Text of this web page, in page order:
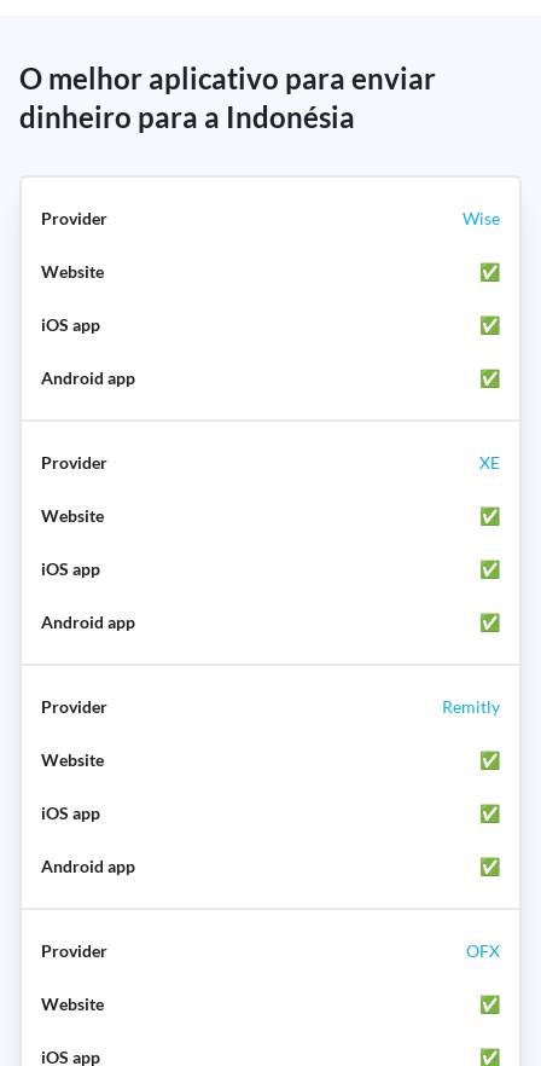
O melhor aplicativo para enviar
dinheiro para a Indonésia
Wise
✅
✅
✅
XE
✅
✅
✅
Remitly
✅
✅
✅
OFX
✅
✅